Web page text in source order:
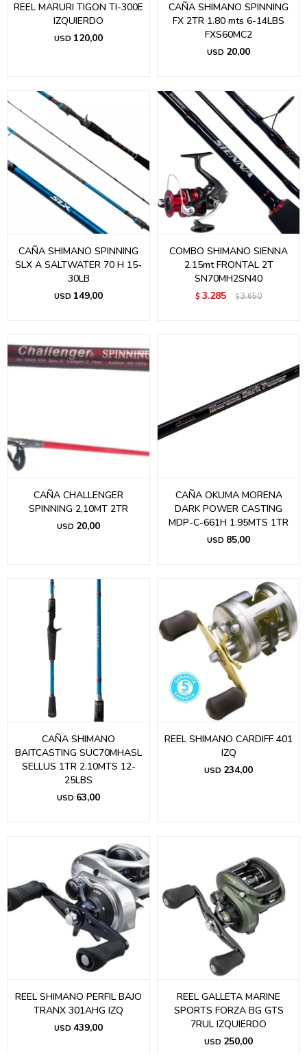
REEL MARURI TIGON TI-300E
IZQUIERDO
USD 120,00
CAÑA SHIMANO SPINNING
FX 2TR 1.80 mts 6-14LBS
FXS60MC2
USD 20,00
CAÑA SHIMANO SPINNING
SLX A SALTWATER 70 H 15-
30LB
USD 149,00
COMBO SHIMANO SIENNA
2.15mt FRONTAL 2T
SN70MH2SN40
$ 3.285 $3.650
CAÑA CHALLENGER
SPINNING 2,10MT 2TR
USD 20,00
CAÑA OKUMA MORENA
DARK POWER CASTING
MDP-C-661H 1.95MTS 1TR
USD 85,00
CAÑA SHIMANO
BAITCASTING SUC70MHASL
SELLUS 1TR 2.10MTS 12-
25LBS
USD 63,00
REEL SHIMANO CARDIFF 401
IZQ
USD 234,00
REEL SHIMANO PERFIL BAJO
TRANX 301AHG IZQ
USD 439,00
REEL GALLETA MARINE
SPORTS FORZA BG GTS
7RUL IZQUIERDO
USD 250,00